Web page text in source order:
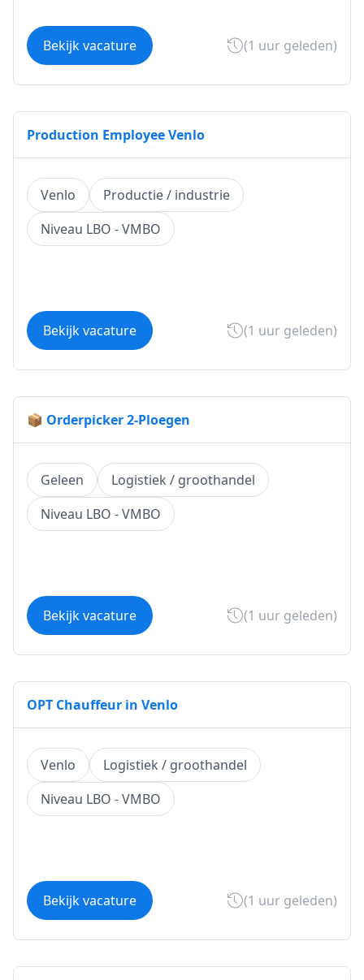
Bekijk vacature (1 uur geleden)
Production Employee Venlo
Venlo
Productie / industrie
Niveau LBO - VMBO
Bekijk vacature (1 uur geleden)
📦 Orderpicker 2-Ploegen
Geleen
Logistiek / groothandel
Niveau LBO - VMBO
Bekijk vacature (1 uur geleden)
OPT Chauffeur in Venlo
Venlo
Logistiek / groothandel
Niveau LBO - VMBO
Bekijk vacature (1 uur geleden)